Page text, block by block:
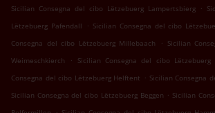
Sicilian Consegna del cibo Lëtzebuerg Lampertsbierg
.
Lëtzebuerg Pafendall
. Sicilian Consegna del cibo
Consegna del cibo Lëtzebuerg Millebaach
. Sicilian
Weimeschkierch
. Sicilian Consegna del cibo Lëtzebuerg
Consegna del cibo Lëtzebuerg Helftent . Sicilian Consegna
Sicilian Consegna del cibo Lëtzebuerg Beggen . Sicilian
.